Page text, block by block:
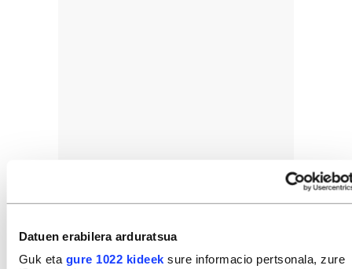
Datuen erabilera arduratsua
Guk eta gure 1022 kideek sure informacio pertsonala, zure